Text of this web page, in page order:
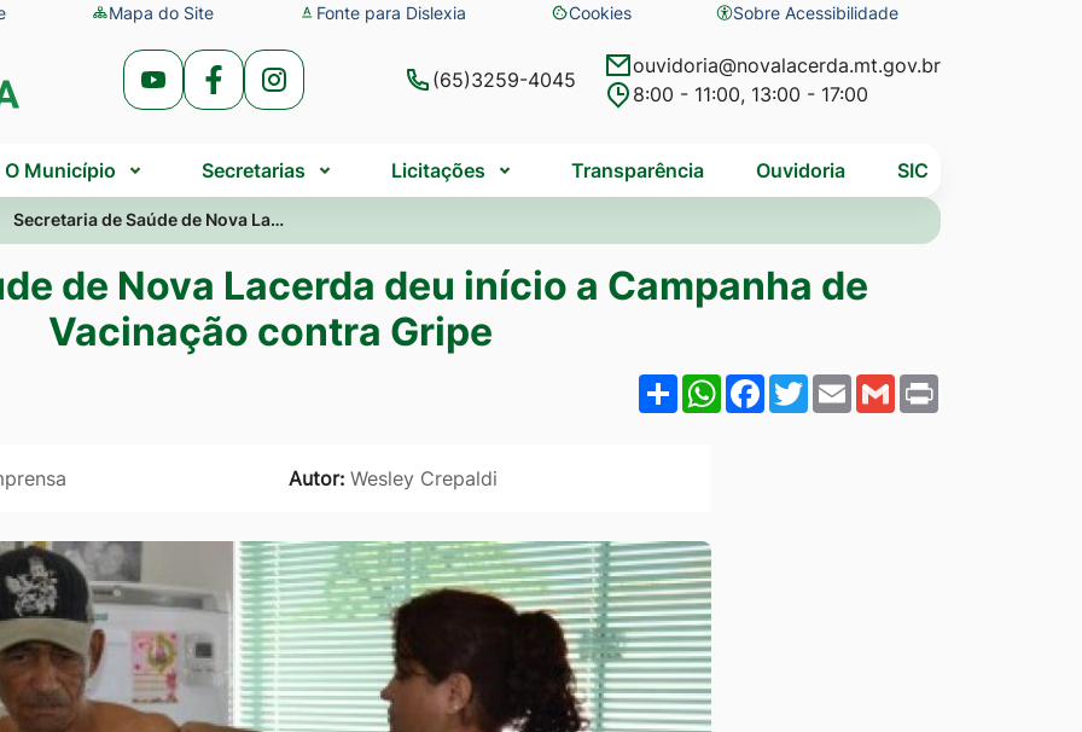
Mapa do Site Fonte para Dislexia Cookies
Abrir
preferências
de
Sobre Acessibilidade
Acessar
Rede
Social
Youtube
Acessar
Rede
Social
Facebook
Acessar
Rede
Social
Instagram
(65)3259-4045
ouvidoria@novalacerda.mt.gov.br
8:00 - 11:00, 13:00 - 17:00
O Município Secretarias Licitações Transparência Ouvidoria SIC
Secretaria de Saúde de Nova La…
de Nova Lacerda deu início a Campanha de
Vacinação contra Gripe
ShareWhatsApp
Facebook
Twitter
EmailGmail
Autor: Wesley Crepaldi